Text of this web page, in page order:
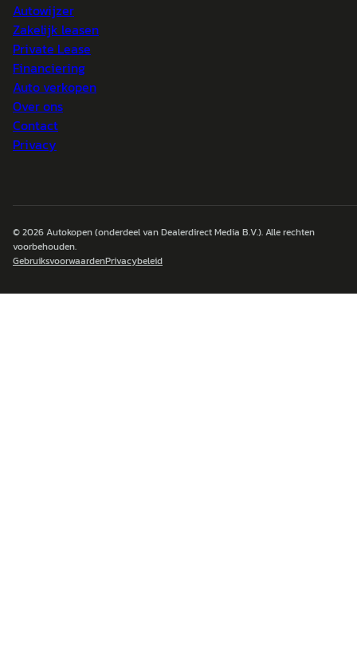
Autowijzer
Zakelijk leasen
Private Lease
Financiering
Auto verkopen
Over ons
Contact
Privacy
© 2026Autokopen(onderdeel van Dealerdirect Media B.V.). Alle rechten
voorbehouden.
GebruiksvoorwaardenPrivacybeleid